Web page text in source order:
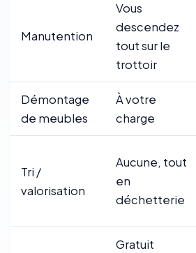
Manutention
Vous
descendez
tout sur le
trottoir
Démontage
de meubles
À votre
charge
Tri /
valorisation
Aucune, tout
en
déchetterie
Gratuit